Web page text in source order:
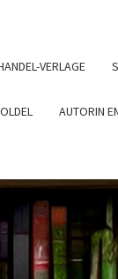
VERLAGE
AUTORIN